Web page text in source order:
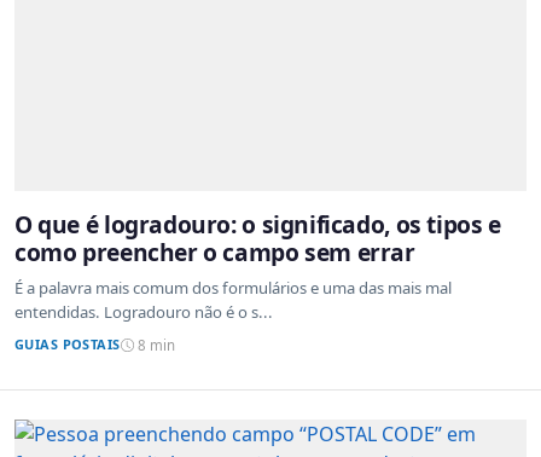
O que é logradouro: o significado, os tipos e
como preencher o campo sem errar
É a palavra mais comum dos formulários e uma das mais mal
entendidas. Logradouro não é o s...
GUIAS POSTAIS 8 min